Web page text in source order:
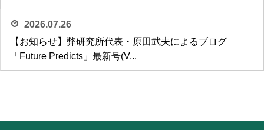
2026.07.26
【お知らせ】弊研究所代表・原田武夫によるブログ
「Future Predicts」最新号(V...